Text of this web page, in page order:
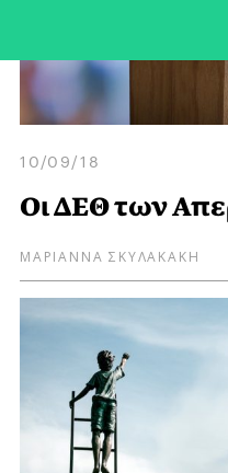
10/09/18
Οι ΔΕΘ των
ΜΑΡΙΑΝΝΑ ΣΚΥΛΑΚΑΚΗ